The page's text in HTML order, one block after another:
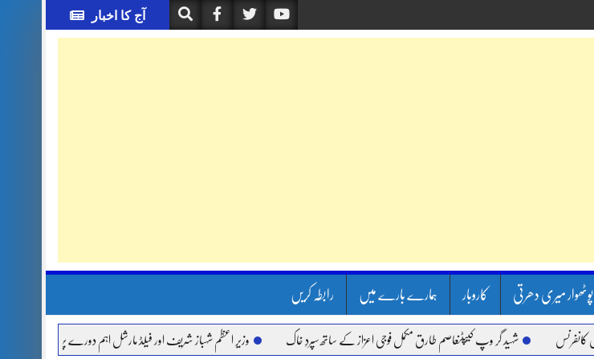
آج کا اخبار
پوٹھوار میری دھرتی کاروبار ہمارے بارے میں رابطہ کریں
شہید گر وپ کیپٹنعاصم طارق مکمل فوجی اعزاز کے ساتھ سپردِ خاک وزیر اعظم شہباز شریف اور فیلڈ مارشل اہم دورے پر سعودی عرب روانہ